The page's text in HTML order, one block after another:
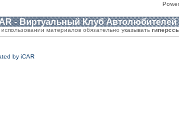
- Виртуальный Клуб Автолюбителей
материалов обязательно указывать